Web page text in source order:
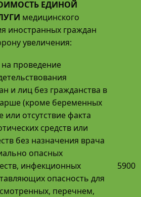
ЕДИНОЙ
медицинского
иностранных граждан
увеличения:
на проведение
и лиц без гражданства в
(кроме беременных
отсутствие факта
средств или
без назначения врача
опасных
инфекционных
опасность для
перечнем,
5900